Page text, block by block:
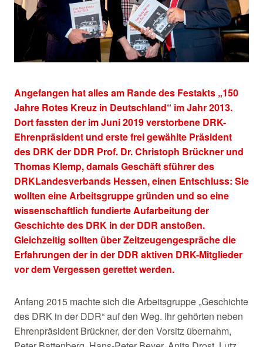
Angefangen hat alles am Rande des Festakts „150
Jahre Rotes Kreuz in Deutschland“ im Jahr 2013.
Dort fassten der im Juni 2019 verstorbene DRK-
Ehrenpräsident und erste frei gewählte Präsident
des DRK der DDR Prof. Dr. Christoph Brückner und
Thomas Klemp, damals Geschäft sführer des
DRKLandesverbands Hessen, einen Entschluss: Sie
wollten eine Arbeitsgruppe gründen und so eine
wissenschaftlich fundierte Aufarbeitung der
Geschichte des DRK in der DDR anstoßen.
Gleichzeitig sollten über Zeitzeugengespräche die
Erfahrungen der in der DDR aktiven DRK-Mitglieder
vor dem Vergessen gerettet werden.
Anfang 2015 machte sich die Arbeitsgruppe „Geschichte
des DRK in der DDR“ auf den Weg. Ihr gehörten neben
Ehrenpräsident Brückner, der den Vorsitz übernahm,